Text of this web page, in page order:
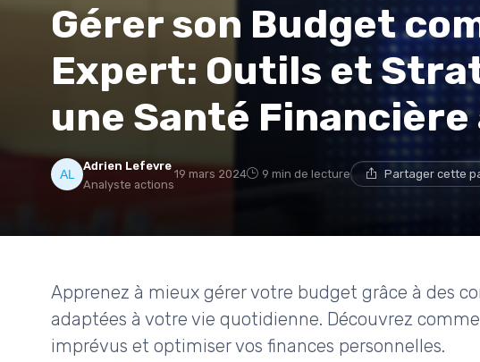
Gérer son Budget
Expert: Outils et
une Santé Financière
Adrien Lefevre
Analyste actions
19 mars 2024 9 min de lecture Partager cette
Apprenez à mieux gérer votre budget grâce à des
adaptées à votre vie quotidienne. Découvrez
imprévus et optimiser vos finances personnelles.